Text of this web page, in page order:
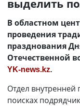
выделить
В областном
проведения
празднования
Отечественной
YK-news.kz.
Отдел внутренней
поисках